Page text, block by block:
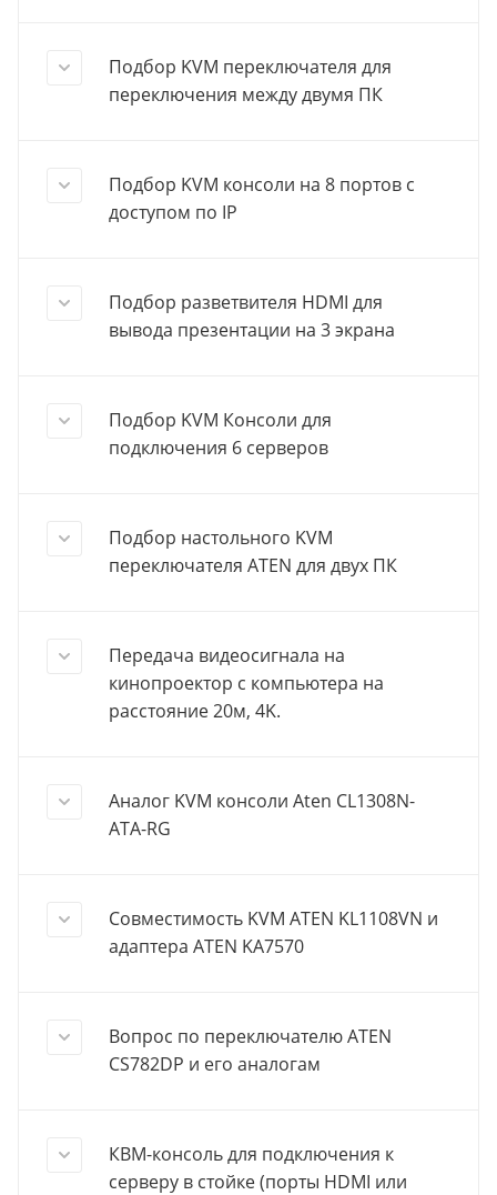
Подбор KVM переключателя для
переключения между двумя ПК
Подбор KVM консоли на 8 портов с
доступом по IP
Подбор разветвителя HDMI для
вывода презентации на 3 экрана
Подбор KVM Консоли для
подключения 6 серверов
Подбор настольного KVM
переключателя ATEN для двух ПК
Передача видеосигнала на
кинопроектор с компьютера на
расстояние 20м, 4K.
Аналог KVM консоли Aten CL1308N-
ATA-RG
Совместимость KVM ATEN KL1108VN и
адаптера ATEN KA7570
Вопрос по переключателю ATEN
CS782DP и его аналогам
КВМ-консоль для подключения к
серверу в стойке (порты HDMI или